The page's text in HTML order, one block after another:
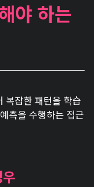
야 하는
복잡한 패턴을 학습
측을 수행하는 접근